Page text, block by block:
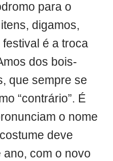
para o
digamos,
é a troca
dos bois-
que sempre se
“contrário”. É
o nome
deve
com o novo